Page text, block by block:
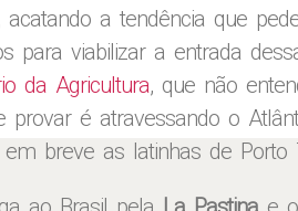
a tendência que
para viabilizar a entrada
da Agricultura, que não
provar é atravessando o
em breve as latinhas de